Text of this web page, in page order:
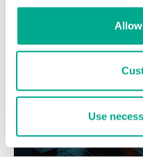
Use
ÚLTIMAS